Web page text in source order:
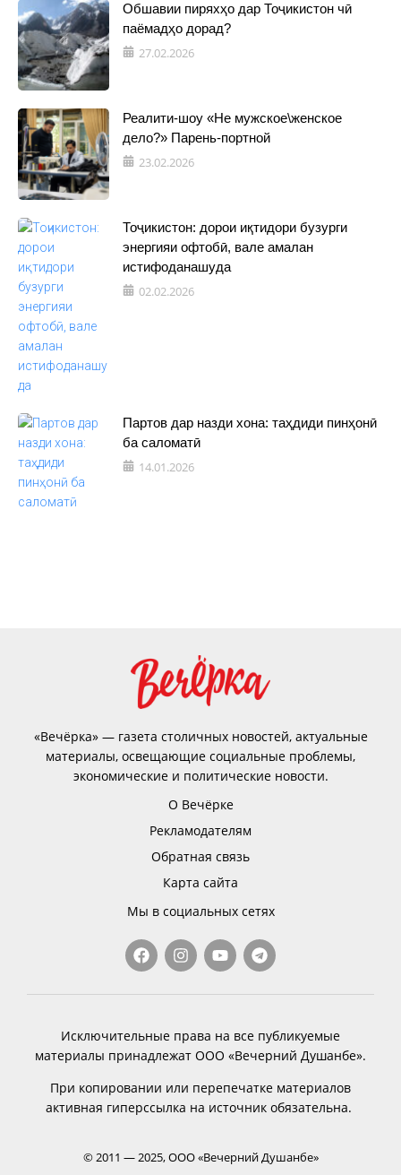
Обшавии пиряхҳо дар Тоҷикистон чӣ
паёмадҳо дорад?
27.02.2026
Реалити-шоу «Не мужское\женское
дело?» Парень-портной
23.02.2026
Тоҷикистон: дорои иқтидори бузурги
энергияи офтобӣ, вале амалан
истифоданашуда
02.02.2026
Партов дар назди хона: таҳдиди пинҳонӣ
ба саломатӣ
14.01.2026
«Вечёрка» — газета столичных новостей, актуальные
материалы, освещающие социальные проблемы,
экономические и политические новости.
О Вечёрке
Рекламодателям
Обратная связь
Карта сайта
Мы в социальных сетях
Исключительные права на все публикуемые
материалы принадлежат ООО «Вечерний Душанбе».
При копировании или перепечатке материалов
активная гиперссылка на источник обязательна.
© 2011 — 2025, ООО «Вечерний Душанбе»